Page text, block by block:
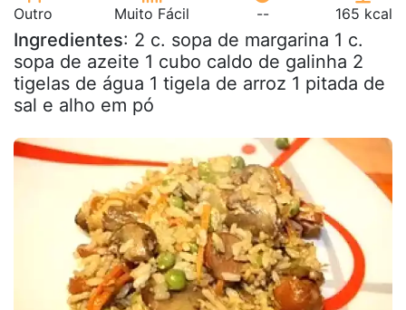
Outro Muito Fácil -- 165 kcal
Ingredientes: 2 c. sopa de margarina 1 c.
sopa de azeite 1 cubo caldo de galinha 2
tigelas de água 1 tigela de arroz 1 pitada de
sal e alho em pó